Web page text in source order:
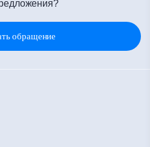
обращение